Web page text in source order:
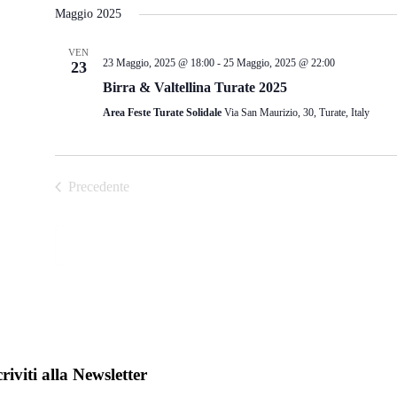
la
Maggio 2025
VEN
23 23 Maggio, 2025 @ 18:00- 25 Maggio, 2025 @ 22:00
Birra & Valtellina Turate 2025
Area Feste Turate Solidale Via San Maurizio, 30, Turate, Italy
Precedente
alla Newsletter